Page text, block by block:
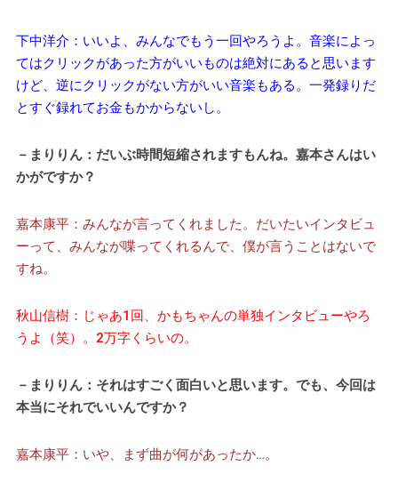
下中洋介：いいよ、みんなでもう一回やろうよ。音楽によっ
てはクリックがあった方がいいものは絶対にあると思います
けど、逆にクリックがない方がいい音楽もある。一発録りだ
とすぐ録れてお金もかからないし。
－まりりん：だいぶ時間短縮されますもんね。嘉本さんはい
かがですか？
嘉本康平：みんなが言ってくれました。だいたいインタビュ
ーって、みんなが喋ってくれるんで、僕が言うことはないで
すね。
秋山信樹：じゃあ1回、かもちゃんの単独インタビューやろ
うよ（笑）。2万字くらいの。
－まりりん：それはすごく面白いと思います。でも、今回は
本当にそれでいいんですか？
嘉本康平：いや、まず曲が何があったか…。